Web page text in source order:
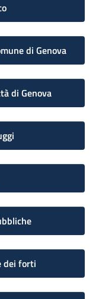
di Genova
di Genova
dei forti